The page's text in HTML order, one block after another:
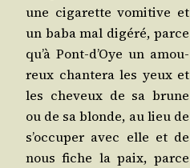
une ciga­rette vomi­tive et
un baba mal digé­ré, parce
qu’à Pont-d’Oye un amou­
reux chan­te­ra les yeux et
les che­veux de sa brune
ou de sa blonde, au lieu de
s’oc­cu­per avec elle et de
nous fiche la paix, parce